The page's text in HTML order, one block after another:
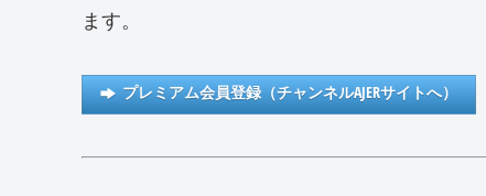
ます。
プレミアム会員登録（チャンネルAJERサイトへ）